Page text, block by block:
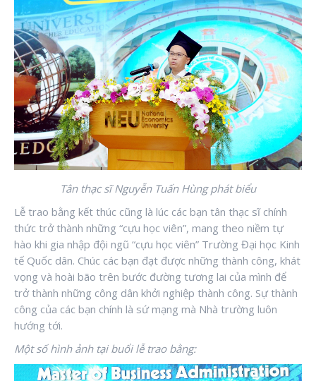
Tân thạc sĩ Nguyễn Tuấn Hùng phát biểu
Lễ trao bằng kết thúc cũng là lúc các bạn tân thạc sĩ chính
thức trở thành những “cựu học viên”, mang theo niềm tự
hào khi gia nhập đội ngũ “cựu học viên” Trường Đại học Kinh
tế Quốc dân. Chúc các bạn đạt được những thành công, khát
vọng và hoài bão trên bước đường tương lai của mình để
trở thành những công dân khởi nghiệp thành công. Sự thành
công của các bạn chính là sứ mạng mà Nhà trường luôn
hướng tới.
Một số hình ảnh tại buổi lễ trao bằng: